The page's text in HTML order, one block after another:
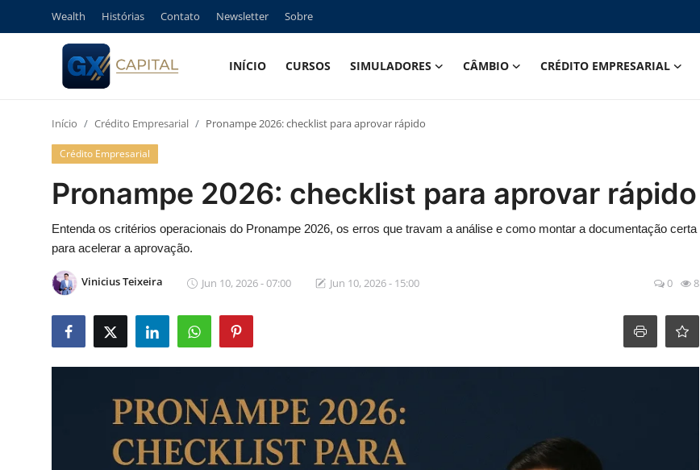
Wealth Histórias Contato Newsletter Sobre
INÍCIO CURSOS SIMULADORES CÂMBIO CRÉDITO EMPRESARIAL
Entrar
Wealth
Histórias
Crédito Empresarial
Início Crédito Empresarial Pronampe 2026: checklist para aprovar rápido
Crédito Empresarial
Pronampe 2026: checklist para aprovar rápido
Entenda os critérios operacionais do Pronampe 2026, os erros que travam a análise e como montar a documentação certa
para acelerar a aprovação.
Vinicius Teixeira Jun 10, 2026 - 07:00 Jun 10, 2026 - 15:00 0 8